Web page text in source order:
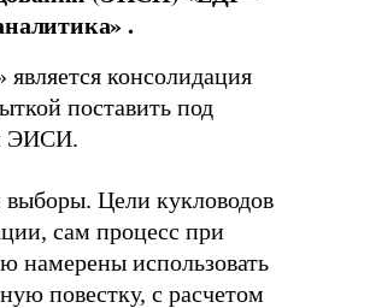
.
консолидация
поставить под
ЭИСИ.
Цели кукловодов
сам процесс при
намерены использовать
повестку, с расчетом